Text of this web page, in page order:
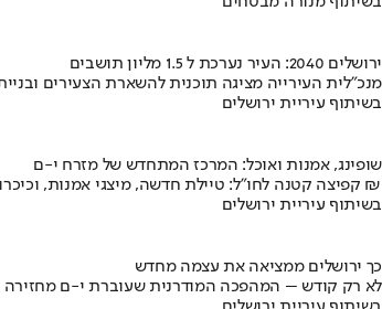
ירושלים 2040: העיר נערכת ל 1.5 מליון תושבים
מנכ"לית העירייה מציגה תוכנית להשארת הצעירים
בשיתוף עיריית ירושלים
שופינג, אמנות ואוכל: המרכז המתחדש של מזרח י-ם
קפיצה קטנה לחו"ל: טיילת חדשה, מיצגי אמנות, וכיכרות משופצות בהשקעה של 100 מיליון ₪
בשיתוף עיריית ירושלים
כך ירושלים ממציאה את עצמה מחדש
לא רק קודש – המהפכה המודרנית שעוברת י-ם מחזירה